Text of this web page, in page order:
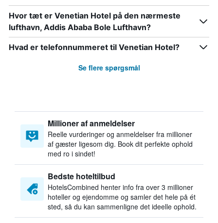
Hvor tæt er Venetian Hotel på den nærmeste
lufthavn, Addis Ababa Bole Lufthavn?
Hvad er telefonnummeret til Venetian Hotel?
Se flere spørgsmål
Millioner af anmeldelser
Reelle vurderinger og anmeldelser fra millioner
af gæster ligesom dig. Book dit perfekte ophold
med ro i sindet!
Bedste hoteltilbud
HotelsCombined henter info fra over 3 millioner
hoteller og ejendomme og samler det hele på ét
sted, så du kan sammenligne det ideelle ophold.